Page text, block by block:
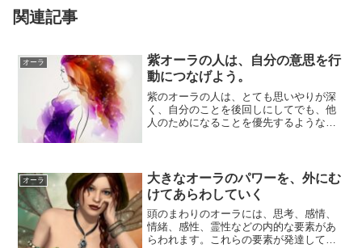
関連記事
オーラ
紫オーラの人は、自分の意思を行
動につなげよう。
紫のオーラの人は、とても思いやりが深
く、自分のことを後回しにしてでも、他
人のためになることを優先するようなと
オーラ
大きなオーラのパワーを、外にむ
けてあらわしていく
頭のまわりのオーラには、思考、感情、
情緒、感性、霊性などの内的な要素があ
らわれます。これらの要素が発達してい